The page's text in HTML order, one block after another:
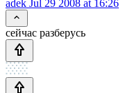
adek Jul 29 2008 at 16:26
сейчас разберусь